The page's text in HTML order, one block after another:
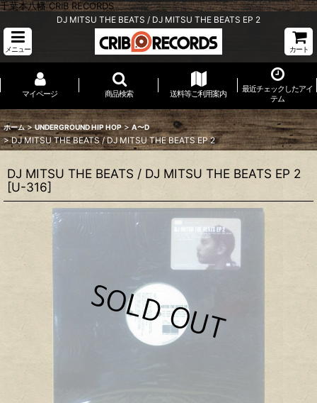
千葉本八幡 CRIB RECORDS
DJ MITSU THE BEATS / DJ MITSU THE BEATS EP 2
メニュー カート
マイページ 商品検索 送料等ご利用案内
最近チェックしたアイ
テム
ホーム > UNDERGROUND HIP HOP > A〜D
> DJ MITSU THE BEATS / DJ MITSU THE BEATS EP 2
DJ MITSU THE BEATS / DJ MITSU THE BEATS EP 2
[U-316]